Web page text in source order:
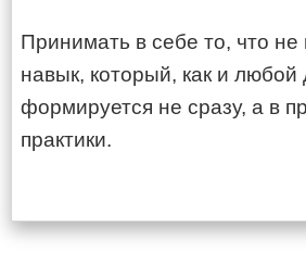
Принимать в себе то, что
навык, который, как и любой
формируется не сразу, а в
практики.